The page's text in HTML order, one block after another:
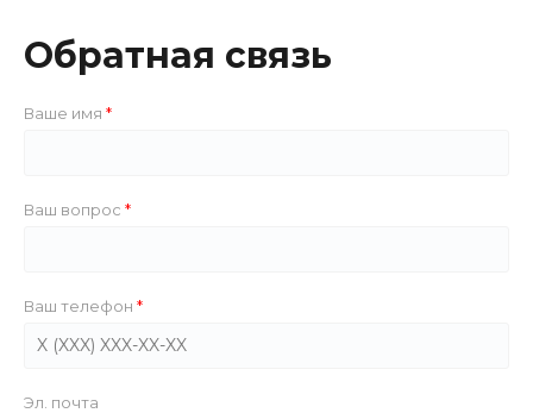
Обратная связь
Ваше имя
Ваш вопрос
Ваш телефон
Эл. почта